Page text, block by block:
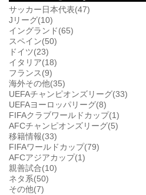
サッカー日本代表(47)
Jリーグ(10)
イングランド(65)
スペイン(50)
ドイツ(23)
イタリア(18)
フランス(9)
海外その他(35)
UEFAチャンピオンズリーグ(33)
UEFAヨーロッパリーグ(8)
FIFAクラブワールドカップ(1)
AFCチャンピオンズリーグ(5)
移籍情報(33)
FIFAワールドカップ(79)
AFCアジアカップ(1)
親善試合(10)
ネタ系(50)
その他(7)